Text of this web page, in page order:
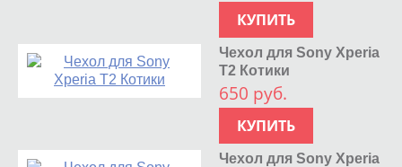
КУПИТЬ
Чехол для Sony Xperia
T2 Котики
650 руб.
КУПИТЬ
Чехол для Sony Xperia